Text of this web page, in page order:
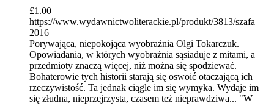
£1.00
https://www.wydawnictwoliterackie.pl/produkt/3813/szafa
2016
Porywająca, niepokojąca wyobraźnia Olgi Tokarczuk.
Opowiadania, w których wyobraźnia sąsiaduje z mitami, a
przedmioty znaczą więcej, niż można się spodziewać.
Bohaterowie tych historii starają się oswoić otaczającą ich
rzeczywistość. Ta jednak ciągle im się wymyka. Wydaje im
się złudna, nieprzejrzysta, czasem też nieprawdziwa... "W